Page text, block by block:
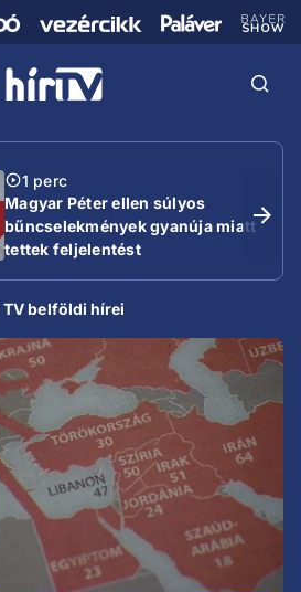
1 perc
Magyar Péter ellen súlyos
bűncselekmények gyanúja miatt
tettek feljelentést
TV belföldi hírei